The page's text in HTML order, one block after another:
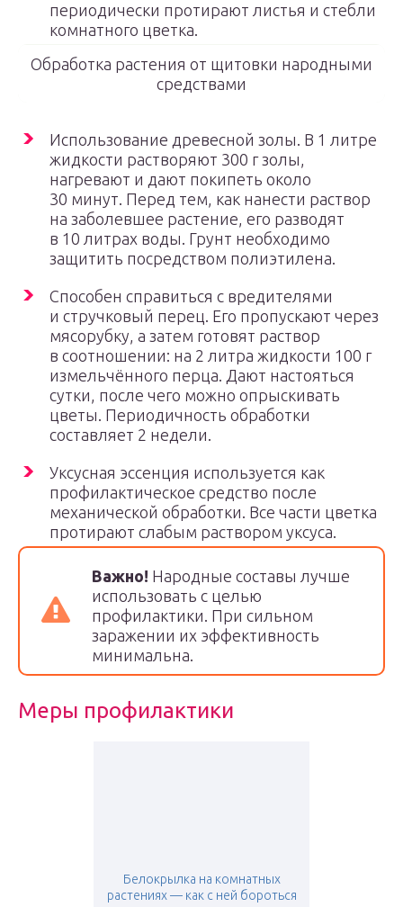
периодически протирают листья и стебли
комнатного цветка.
Обработка растения от щитовки народными
средствами
Использование древесной золы. В 1 литре
жидкости растворяют 300 г золы,
нагревают и дают покипеть около
30 минут. Перед тем, как нанести раствор
на заболевшее растение, его разводят
в 10 литрах воды. Грунт необходимо
защитить посредством полиэтилена.
Способен справиться с вредителями
и стручковый перец. Его пропускают через
мясорубку, а затем готовят раствор
в соотношении: на 2 литра жидкости 100 г
измельчённого перца. Дают настояться
сутки, после чего можно опрыскивать
цветы. Периодичность обработки
составляет 2 недели.
Уксусная эссенция используется как
профилактическое средство после
механической обработки. Все части цветка
протирают слабым раствором уксуса.
Важно! Народные составы лучше
использовать с целью
профилактики. При сильном
заражении их эффективность
минимальна.
Меры профилактики
Белокрылка на комнатных
растениях — как с ней бороться